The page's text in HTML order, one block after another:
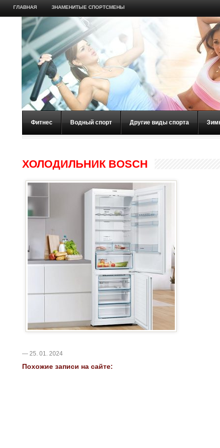
ГЛАВНАЯ ЗНАМЕНИТЫЕ СПОРТСМЕНЫ
Фитнес Водный спорт Другие виды спорта
ХОЛОДИЛЬНИК BOSCH
— 25. 01. 2024
Похожие записи на сайте: